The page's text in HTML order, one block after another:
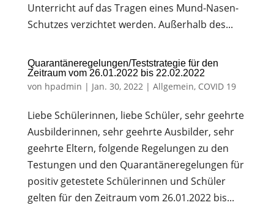
Unterricht auf das Tragen eines Mund-Nasen-
Schutzes verzichtet werden. Außerhalb des...
Quarantäneregelungen/Teststrategie für den
Zeitraum vom 26.01.2022 bis 22.02.2022
von hpadmin | Jan. 30, 2022| Allgemein, COVID 19
Liebe Schülerinnen, liebe Schüler, sehr geehrte
Ausbilderinnen, sehr geehrte Ausbilder, sehr
geehrte Eltern, folgende Regelungen zu den
Testungen und den Quarantäneregelungen für
positiv getestete Schülerinnen und Schüler
gelten für den Zeitraum vom 26.01.2022 bis...